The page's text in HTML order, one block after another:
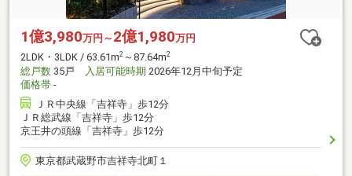
1億3,980万円～ 2億1,980万円
2LDK・3LDK / 63.61m2 ～87.64m2
総戸数 35戸 入居可能時期 2026年12月中旬予定
価格帯 -
ＪＲ中央線「吉祥寺」歩12分
ＪＲ総武線「吉祥寺」歩12分
京王井の頭線「吉祥寺」歩12分
東京都武蔵野市吉祥寺北町１